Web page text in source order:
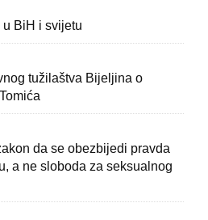
BiH i svijetu
tužilaštva Bijeljina o
da se obezbijedi pravda
a ne sloboda za seksualnog